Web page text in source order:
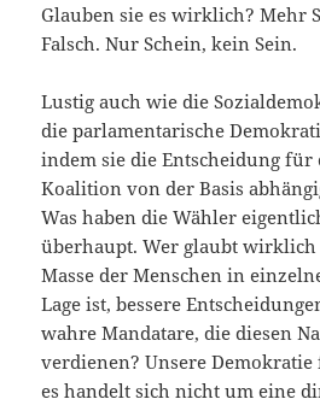
Glauben sie es wirklich? Mehr
Falsch. Nur Schein, kein Sein.
Lustig auch wie die
die parlamentarische
indem sie die Entscheidung für
Koalition von der Basis
Was haben die Wähler
überhaupt. Wer glaubt wirklich
Masse der Menschen in
Lage ist, bessere
wahre Mandatare, die diesen
verdienen? Unsere
es handelt sich nicht um eine